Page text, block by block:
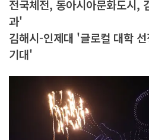
전국체전, 동아시아문화도시,
과'
김해시-인제대 '글로컬 대학
기대'